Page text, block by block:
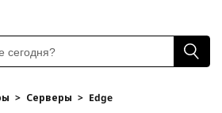
> Серверы > Edge